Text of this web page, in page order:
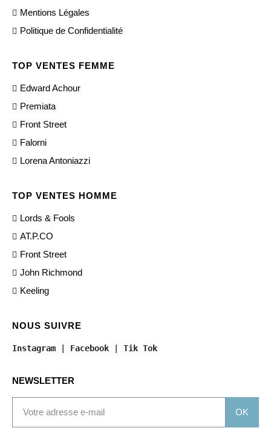
Mentions Légales
Politique de Confidentialité
TOP VENTES FEMME
Edward Achour
Premiata
Front Street
Falorni
Lorena Antoniazzi
TOP VENTES HOMME
Lords & Fools
AT.P.CO
Front Street
John Richmond
Keeling
NOUS SUIVRE
Instagram | Facebook | Tik Tok
NEWSLETTER
OK